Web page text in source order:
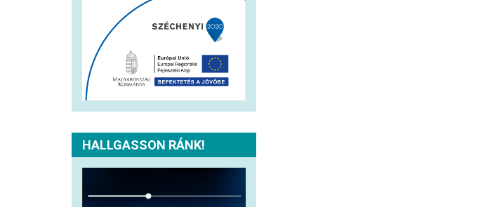
HALLGASSON RÁNK!